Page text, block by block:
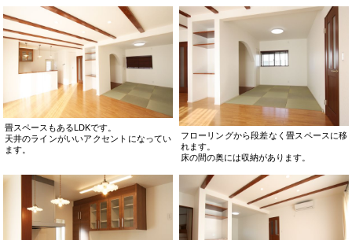
畳スペースもあるLDKです。
天井のラインがいいアクセントになってい
ます。
フローリングから段差なく畳スペースに移
れます。
床の間の奥には収納があります。